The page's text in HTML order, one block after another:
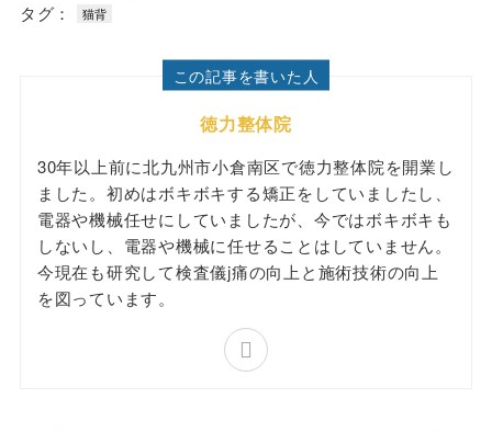
タグ： 猫背
この記事を書いた人
徳力整体院
30年以上前に北九州市小倉南区で徳力整体院を開業し
ました。初めはボキボキする矯正をしていましたし、
電器や機械任せにしていましたが、今ではボキボキも
しないし、電器や機械に任せることはしていません。
今現在も研究して検査儀j痛の向上と施術技術の向上
を図っています。